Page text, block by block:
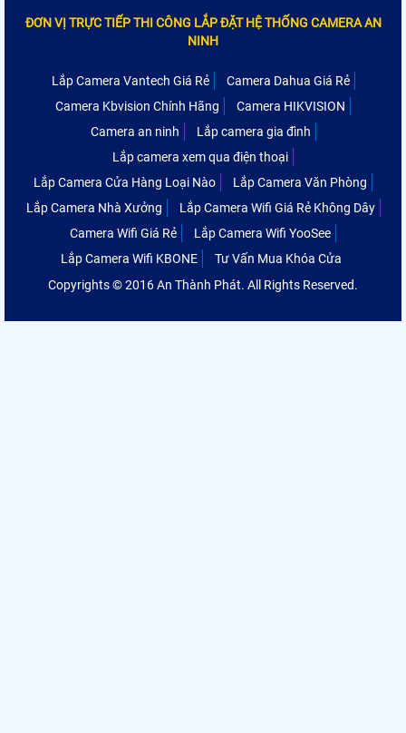
ĐƠN VỊ TRỰC TIẾP THI CÔNG LẮP ĐẶT HỆ THỐNG CAMERA AN
NINH
Lắp Camera Vantech Giá Rẻ
Camera Dahua Giá Rẻ
Camera Kbvision Chính Hãng
Camera HIKVISION
Camera an ninh
Lắp camera gia đình
Lắp camera xem qua điện thoại
Lắp Camera Cửa Hàng Loại Nào
Lắp Camera Văn Phòng
Lắp Camera Nhà Xưởng
Lắp Camera Wifi Giá Rẻ Không Dây
Camera Wifi Giá Rẻ
Lắp Camera Wifi YooSee
Lắp Camera Wifi KBONE
Tư Vấn Mua Khóa Cửa
Copyrights © 2016 An Thành Phát. All Rights Reserved.